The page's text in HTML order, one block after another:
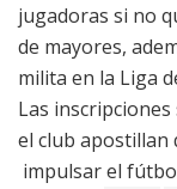
jugadoras si no
de mayores,
milita en la Liga
Las
el club apostillan
impulsar el